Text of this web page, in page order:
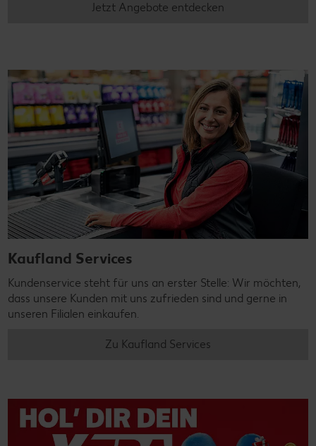
Jetzt Angebote entdecken
Kaufland Services
Kundenservice steht für uns an erster Stelle: Wir möchten,
dass unsere Kunden mit uns zufrieden sind und gerne in
unseren Filialen einkaufen.
Zu Kaufland Services